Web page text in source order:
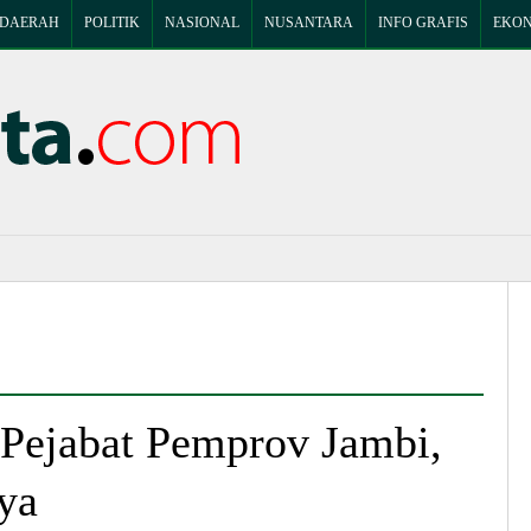
DAERAH POLITIK NASIONAL NUSANTARA INFO GRAFIS
Pemprov Jambi,